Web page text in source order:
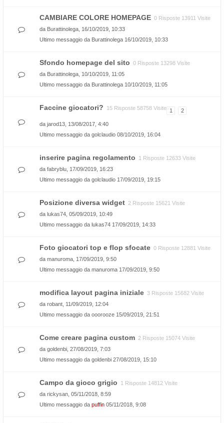
CAMBIARE COLORE HOMEPAGE 0 Risposte 13911 Visite
da Burattinolega , 16/10/2019, 10:33
Ultimo messaggio da Burattinolega 16/10/2019, 10:33
Sfondo homepage del sito 0 Risposte 13298 Visite
da Burattinolega , 10/10/2019, 11:05
Ultimo messaggio da Burattinolega 10/10/2019, 11:05
Faccine giocatori? 15 Risposte 58758 Visite 1 2
da jarod13 , 13/08/2017, 4:40
Ultimo messaggio da golclaudio 08/10/2019, 16:04
inserire pagina regolamento
1 Risposte 12633 Visite
da fabryblu , 17/09/2019, 16:23
Ultimo messaggio da golclaudio 17/09/2019, 19:15
Posizione diversa widget 2 Risposte 15621 Visite
da lukas74 , 05/09/2019, 10:49
Ultimo messaggio da lukas74 17/09/2019, 14:33
Foto giocatori top e flop sfocate 0 Risposte 12881 Visite
da manuroma , 17/09/2019, 9:50
Ultimo messaggio da manuroma 17/09/2019, 9:50
modifica layout pagina iniziale 3 Risposte 15682 Visite
da robant , 11/09/2019, 12:04
Ultimo messaggio da ooorooze 15/09/2019, 21:51
Come creare pagina custom 2 Risposte 15074 Visite
da goldenbi , 27/08/2019, 7:03
Ultimo messaggio da goldenbi 27/08/2019, 15:10
Campo da gioco grigio
1 Risposte 14812 Visite
da rickysan , 05/11/2018, 8:59
Ultimo messaggio da puffin 05/11/2018, 9:08